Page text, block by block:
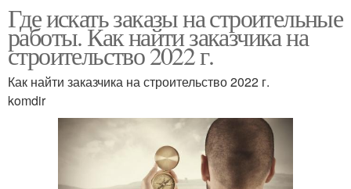
Где искать заказы на строительные
работы. Как найти заказчика на
строительство 2022 г.
Как найти заказчика на строительство 2022 г.
komdir